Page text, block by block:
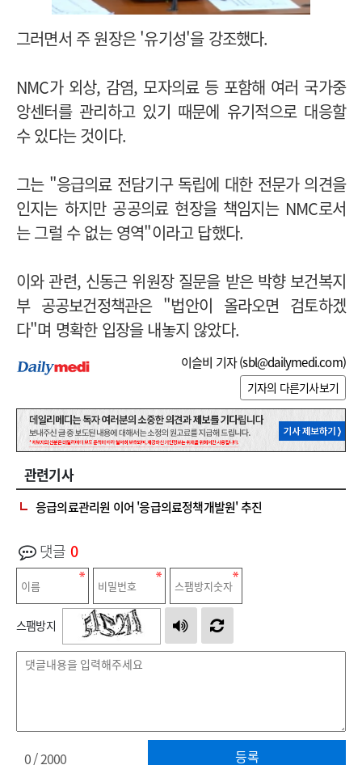
그러면서 주 원장은 '유기성'을 강조했다.
NMC가 외상, 감염, 모자의료 등 포함해 여러 국가중
앙센터를 관리하고 있기 때문에 유기적으로 대응할
수 있다는 것이다.
그는 "응급의료 전담기구 독립에 대한 전문가 의견을
인지는 하지만 공공의료 현장을 책임지는 NMC로서
는 그럴 수 없는 영역"이라고 답했다.
이와 관련, 신동근 위원장 질문을 받은 박향 보건복지
부 공공보건정책관은 "법안이 올라오면 검토하겠
다"며 명확한 입장을 내놓지 않았다.
이슬비 기자 (sbl@dailymedi.com)
기자의 다른기사보기
관련기사
응급의료관리원 이어 '응급의료정책개발원' 추진
댓글 0
스팸방지
등록
0/ 2000